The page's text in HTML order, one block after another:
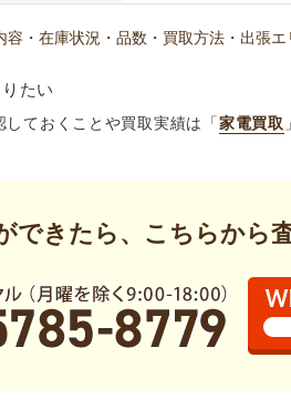
・在庫状況・品数・買取方法・出張エ
たい
ておくことや買取実績は「 家電買取
できたら、こちらから